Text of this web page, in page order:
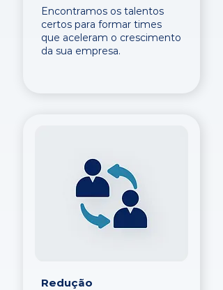
Encontramos os talentos
certos para formar times
que aceleram o crescimento
da sua empresa.
Redução